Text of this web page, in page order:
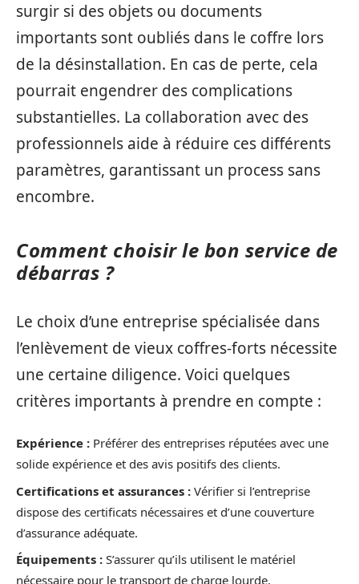
surgir si des objets ou documents
importants sont oubliés dans le coffre lors
de la désinstallation. En cas de perte, cela
pourrait engendrer des complications
substantielles. La collaboration avec des
professionnels aide à réduire ces différents
paramètres, garantissant un process sans
encombre.
Comment choisir le bon service de
débarras ?
Le choix d’une entreprise spécialisée dans
l’enlèvement de vieux coffres-forts nécessite
une certaine diligence. Voici quelques
critères importants à prendre en compte :
Expérience : Préférer des entreprises réputées avec une
solide expérience et des avis positifs des clients.
Certifications et assurances : Vérifier si l’entreprise
dispose des certificats nécessaires et d’une couverture
d’assurance adéquate.
Équipements : S’assurer qu’ils utilisent le matériel
nécessaire pour le transport de charge lourde.